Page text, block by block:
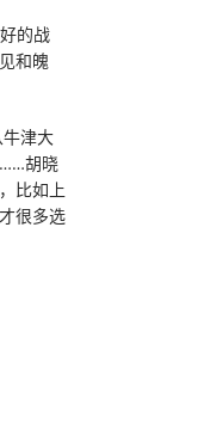
的战
和魄
津大
……胡晓
比如上
很多选